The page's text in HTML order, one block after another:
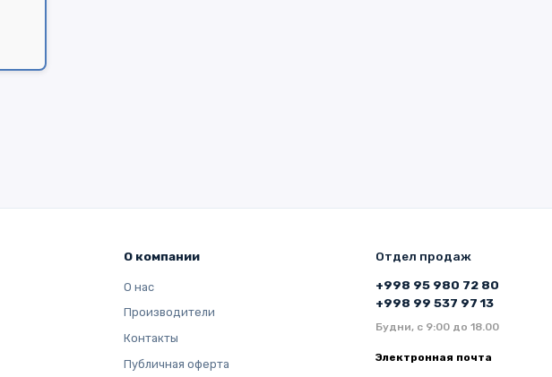
О компании
О нас
Производители
Контакты
Публичная оферта
Отдел продаж
+998 95 980 72 80
+998 99 537 97 13
Будни, с 9:00 до 18.00
Электронная почта